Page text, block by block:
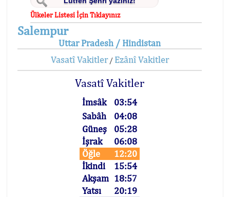
Ülkeler Listesi İçin Tıklayınız
Salempur
Uttar Pradesh / Hindistan
Vasatî Vakitler/ Ezânî Vakitler
Vasatî Vakitler
İmsâk
03:54
Sabâh
04:08
Güneş
05:28
İşrak
06:08
Öğle
12:20
İkindi
15:54
Akşam 18:57
Yatsı
20:19